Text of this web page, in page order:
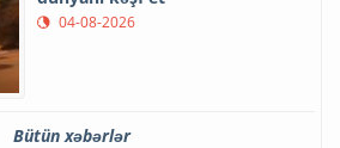
04-08-2026
Bütün xəbərlər